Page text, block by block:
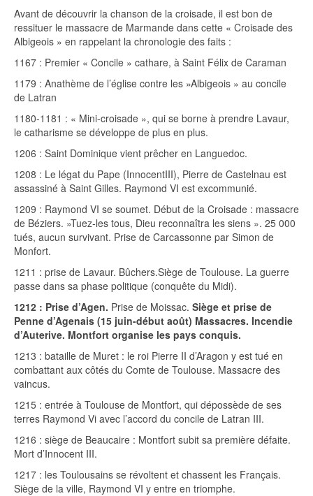
Avant de découvrir la chanson de la croisade, il est bon de
ressituer le massacre de Marmande dans cette « Croisade des
Albigeois » en rappelant la chronologie des faits :
1167 : Premier « Concile » cathare, à Saint Félix de Caraman
1179 : Anathème de l’église contre les »Albigeois » au concile
de Latran
1180-1181 : « Mini-croisade », qui se borne à prendre Lavaur,
le catharisme se développe de plus en plus.
1206 : Saint Dominique vient prêcher en Languedoc.
1208 : Le légat du Pape (InnocentIII), Pierre de Castelnau est
assassiné à Saint Gilles. Raymond VI est excommunié.
1209 : Raymond VI se soumet. Début de la Croisade : massacre
de Béziers. »Tuez-les tous, Dieu reconnaîtra les siens ». 25 000
tués, aucun survivant. Prise de Carcassonne par Simon de
Monfort.
1211 : prise de Lavaur. Bûchers.Siège de Toulouse. La guerre
passe dans sa phase politique (conquête du Midi).
1212 : Prise d’Agen. Prise de Moissac. Siège et prise de
Penne d’Agenais (15 juin-début août) Massacres. Incendie
d’Auterive. Montfort organise les pays conquis.
1213 : bataille de Muret : le roi Pierre II d’Aragon y est tué en
combattant aux côtés du Comte de Toulouse. Massacre des
vaincus.
1215 : entrée à Toulouse de Montfort, qui dépossède de ses
terres Raymond Vi avec l’accord du concile de Latran III.
1216 : siège de Beaucaire : Montfort subit sa première défaite.
Mort d’Innocent III.
1217 : les Toulousains se révoltent et chassent les Français.
Siège de la ville, Raymond VI y entre en triomphe.